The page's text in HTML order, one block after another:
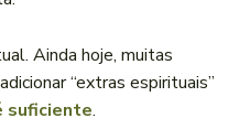
Ainda hoje, muitas
“extras espirituais”
suficiente.